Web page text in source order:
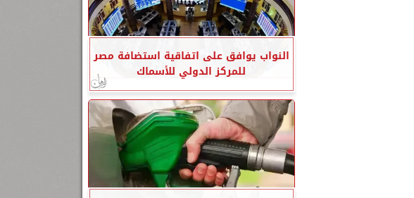
النواب يوافق على اتفاقية استضافة مصر
للمركز الدولي للأسماك